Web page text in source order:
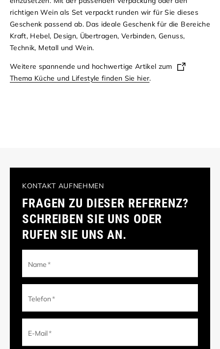
richtigen Wein als Set verpackt runden wir für Sie dieses
Geschenk passend ab. Das ideale Geschenk für die Bereiche
Kraft, Hebel, Design, Übertragen, Verbinden, Genuss,
Technik, Metall undWein.
Weitere spannende und hochwertige Artikel zum
Thema Küche und Lifestyle finden Sie hier.
KONTAKT AUFNEHMEN
FRAGEN ZU DIESER REFERENZ?
SCHREIBEN SIE UNS ODER
RUFEN SIE UNS AN.
Name*
Telefon*
E-Mail*